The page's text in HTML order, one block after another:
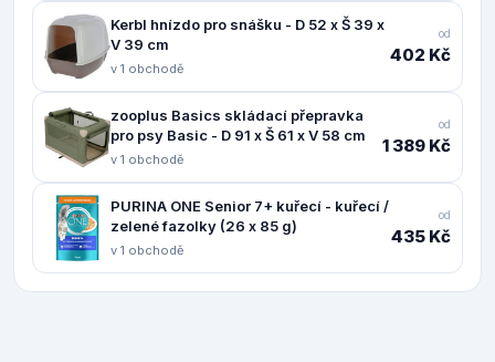
Kerbl hnízdo pro snášku - D 52 x Š 39 x
V 39 cm
v 1 obchodě
od
402 Kč
zooplus Basics skládací přepravka
pro psy Basic - D 91 x Š 61 x V 58 cm
v 1 obchodě
od
1 389 Kč
PURINA ONE Senior 7+ kuřecí - kuřecí /
zelené fazolky (26 x 85 g)
v 1 obchodě
od
435 Kč